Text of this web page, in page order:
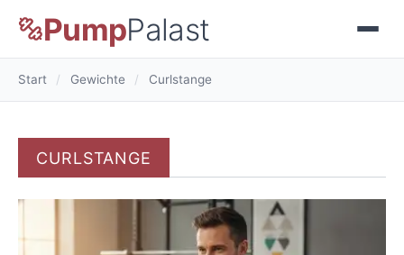
PumpPalast
Start / Gewichte / Curlstange
CURLSTANGE